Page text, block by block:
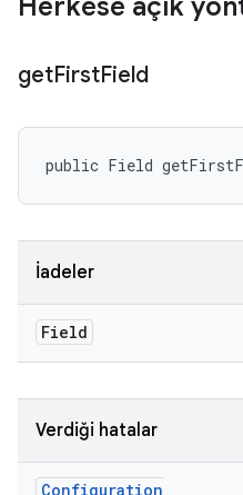
Herkese açık
getFirstField
public Field
İadeler
Field
Verdiği hatalar
Configuration